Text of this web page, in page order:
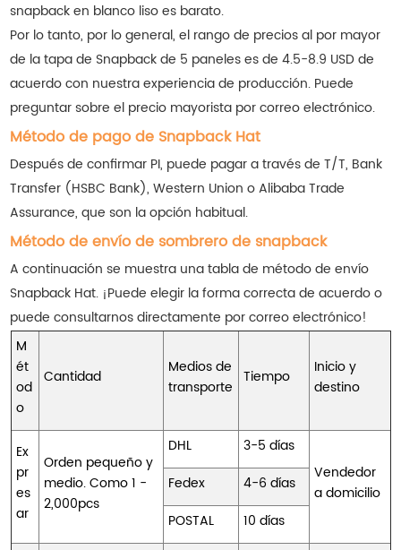
snapback en blanco liso es barato.
Por lo tanto, por lo general, el rango de precios al por mayor
de la tapa de Snapback de 5 paneles es de 4.5-8.9 USD de
acuerdo con nuestra experiencia de producción. Puede
preguntar sobre el precio mayorista por correo electrónico.
Método de pago de Snapback Hat
Después de confirmar PI, puede pagar a través de T/T, Bank
Transfer (HSBC Bank), Western Union o Alibaba Trade
Assurance, que son la opción habitual.
Método de envío de sombrero de snapback
A continuación se muestra una tabla de método de envío
Snapback Hat. ¡Puede elegir la forma correcta de acuerdo o
puede consultarnos directamente por correo electrónico!
M
ét
od
o
Cantidad
Medios de
transporte
Tiempo
Inicio y
destino
Ex
pr
es
ar
Orden pequeño y
medio. Como 1 -
2,000pcs
DHL
3-5 días
Vendedor
a domicilio
Fedex
4-6 días
POSTAL
10 días